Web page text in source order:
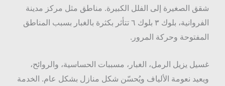
شقق الصغيرة إلى الفلل الكبيرة. مناطق مثل مركز مدينة
الفروانية، بلوك ٣ بلوك ٦ تتأثر بكثرة بالغبار بسبب المناطق
المفتوحة وحركة المرور.
غسيل يزيل الرمل، الغبار، مسببات الحساسية، والروائح،
ويعيد نعومة الألياف ويُحسّن شكل منازل بشكل عام. الخدمة